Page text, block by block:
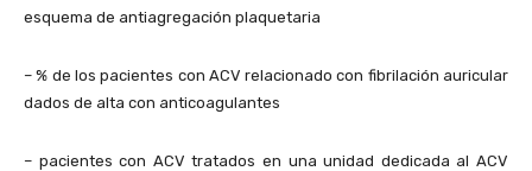
esquema de antiagregación plaquetaria
– % de los pacientes con ACV relacionado con fibrilación auricular
dados de alta con anticoagulantes
– pacientes con ACV tratados en una unidad dedicada al ACV